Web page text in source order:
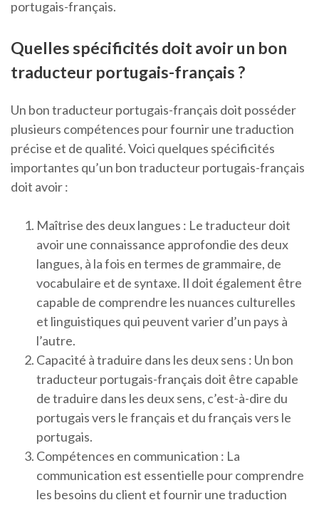
portugais-français.
Quelles spécificités doit avoir un bon
traducteur portugais-français ?
Un bon traducteur portugais-français doit posséder
plusieurs compétences pour fournir une traduction
précise et de qualité. Voici quelques spécificités
importantes qu’un bon traducteur portugais-français
doit avoir :
Maîtrise des deux langues : Le traducteur doit
avoir une connaissance approfondie des deux
langues, à la fois en termes de grammaire, de
vocabulaire et de syntaxe. Il doit également être
capable de comprendre les nuances culturelles
et linguistiques qui peuvent varier d’un pays à
l’autre.
Capacité à traduire dans les deux sens : Un bon
traducteur portugais-français doit être capable
de traduire dans les deux sens, c’est-à-dire du
portugais vers le français et du français vers le
portugais.
Compétences en communication : La
communication est essentielle pour comprendre
les besoins du client et fournir une traduction